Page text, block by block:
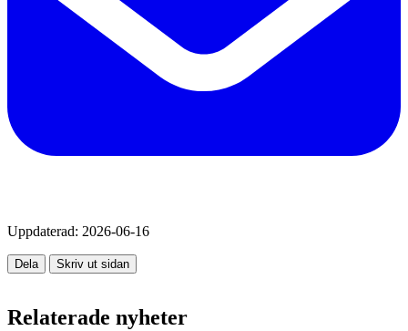
Uppdaterad: 2026-06-16
Dela Skriv ut sidan
Relaterade nyheter